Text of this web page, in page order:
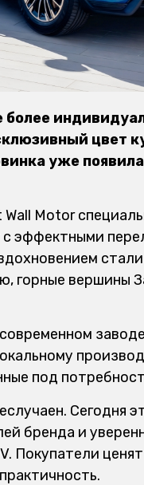
более
цвет
уже
Motor
с эффектными
горные вершины
под
Сегодня
бренда и
Покупатели